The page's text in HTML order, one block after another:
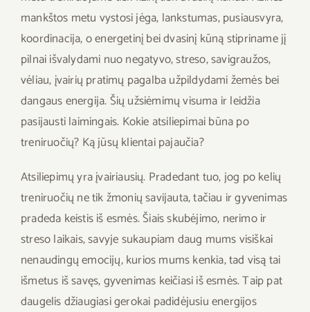
mankštos metu vystosi jėga, lankstumas, pusiausvyra,
koordinacija, o energetinį bei dvasinį kūną stipriname jį
pilnai išvalydami nuo negatyvo, streso, savigraužos,
vėliau, įvairių pratimų pagalba užpildydami žemės bei
dangaus energija. Šių užsiėmimų visuma ir leidžia
pasijausti laimingais. Kokie atsiliepimai būna po
treniruočių? Ką jūsų klientai pajaučia?
Atsiliepimų yra įvairiausių. Pradedant tuo, jog po kelių
treniruočių ne tik žmonių savijauta, tačiau ir gyvenimas
pradeda keistis iš esmės. Šiais skubėjimo, nerimo ir
streso laikais, savyje sukaupiam daug mums visiškai
nenaudingų emocijų, kurios mums kenkia, tad visą tai
išmetus iš savęs, gyvenimas keičiasi iš esmės. Taip pat
daugelis džiaugiasi gerokai padidėjusiu energijos